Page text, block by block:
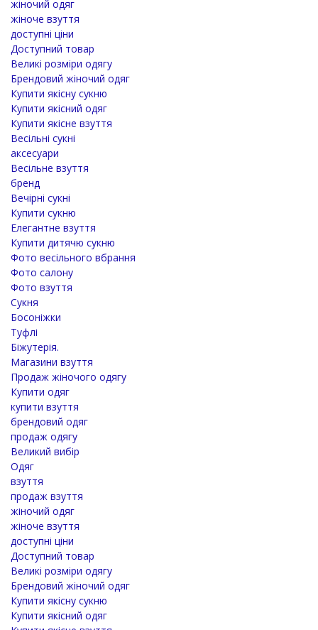
жіночий одяг
жіноче взуття
доступні ціни
Доступний товар
Великі розміри одягу
Брендовий жіночий одяг
Купити якісну сукню
Купити якісний одяг
Купити якісне взуття
Весільні сукні
аксесуари
Весільне взуття
бренд
Вечірні сукні
Купити сукню
Елегантне взуття
Купити дитячю сукню
Фото весільного вбрання
Фото салону
Фото взуття
Сукня
Босоніжки
Туфлі
Біжутерія.
Магазини взуття
Продаж жіночого одягу
Купити одяг
купити взуття
брендовий одяг
продаж одягу
Великий вибір
Одяг
взуття
продаж взуття
жіночий одяг
жіноче взуття
доступні ціни
Доступний товар
Великі розміри одягу
Брендовий жіночий одяг
Купити якісну сукню
Купити якісний одяг